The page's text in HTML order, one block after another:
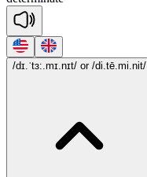
/dɪ.ˈtɜ:.mɪ.nɪt/ or /di.tē.mi.nit/